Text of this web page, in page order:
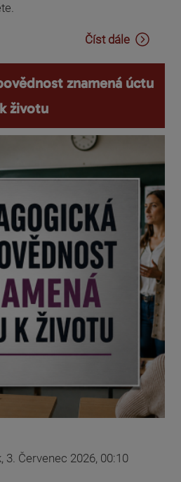
Číst dále
znamená úctu
k životu
3. Červenec 2026, 00:10